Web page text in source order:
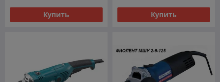
Купить Купить